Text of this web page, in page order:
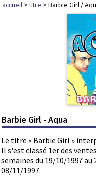
accueil >titre > Barbie Girl /
Barbie Girl - Aqua
Le titre « Barbie Girl »
Il s'est classé 1er des
semaines du 19/10/1997
08/11/1997.